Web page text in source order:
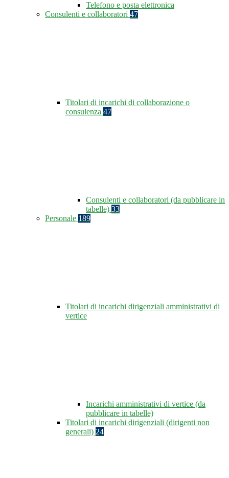
Telefono e posta elettronica
Consulenti e collaboratori 47
Titolari di incarichi di collaborazione o
consulenza 47
Consulenti e collaboratori (da pubblicare in
tabelle) 33
Personale 189
Titolari di incarichi dirigenziali amministrativi di
vertice
Incarichi amministrativi di vertice (da
pubblicare in tabelle)
Titolari di incarichi dirigenziali (dirigenti non
generali) 24